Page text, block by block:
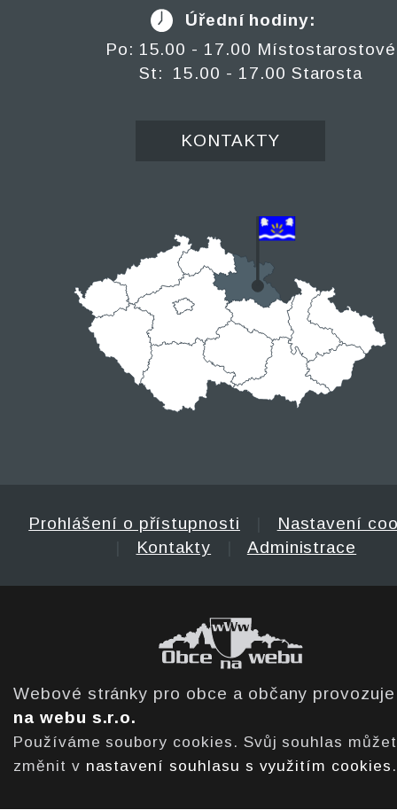
Úřední hodiny:
Po: 15.00 - 17.00 Místostarostové
St: 15.00 - 17.00 Starosta
KONTAKTY
Prohlášení o přístupnosti
Nastavení
Kontakty Administrace
Webové stránky pro obce a občany
na webu s.r.o.
Používáme soubory cookies. Svůj souhlas
změnit v nastavení souhlasu s využitím cookies .